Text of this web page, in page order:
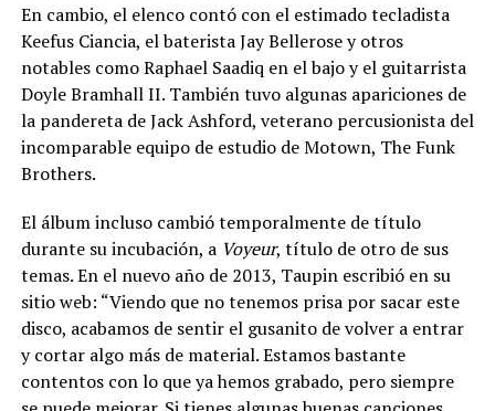
En cambio, el elenco contó con el estimado tecladista
Keefus Ciancia, el baterista Jay Bellerose y otros
notables como Raphael Saadiq en el bajo y el guitarrista
Doyle Bramhall II. También tuvo algunas apariciones de
la pandereta de Jack Ashford, veterano percusionista del
incomparable equipo de estudio de Motown, The Funk
Brothers.
El álbum incluso cambió temporalmente de título
durante su incubación, a Voyeur, título de otro de sus
temas. En el nuevo año de 2013, Taupin escribió en su
sitio web: “Viendo que no tenemos prisa por sacar este
disco, acabamos de sentir el gusanito de volver a entrar
y cortar algo más de material. Estamos bastante
contentos con lo que ya hemos grabado, pero siempre